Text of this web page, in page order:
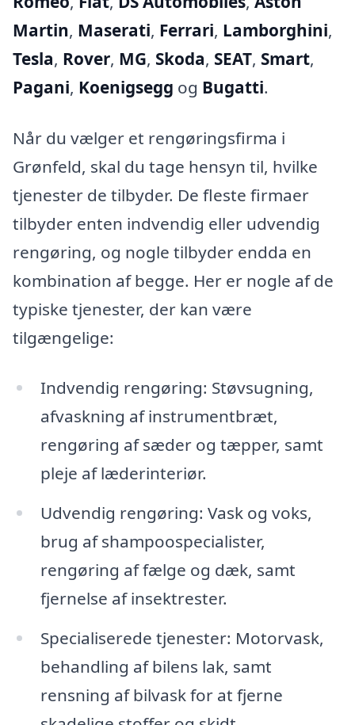
Martin, Maserati, Ferrari, Lamborghini,
Tesla, Rover, MG, Skoda, SEAT, Smart,
Pagani, Koenigsegg og Bugatti.
Når du vælger et rengøringsfirma i
Grønfeld, skal du tage hensyn til, hvilke
tjenester de tilbyder. De fleste firmaer
tilbyder enten indvendig eller udvendig
rengøring, og nogle tilbyder endda en
kombination af begge. Her er nogle af de
typiske tjenester, der kan være
tilgængelige:
Indvendig rengøring: Støvsugning,
afvaskning af instrumentbræt,
rengøring af sæder og tæpper, samt
pleje af læderinteriør.
Udvendig rengøring: Vask og voks,
brug af shampoospecialister,
rengøring af fælge og dæk, samt
fjernelse af insektrester.
Specialiserede tjenester: Motorvask,
behandling af bilens lak, samt
rensning af bilvask for at fjerne